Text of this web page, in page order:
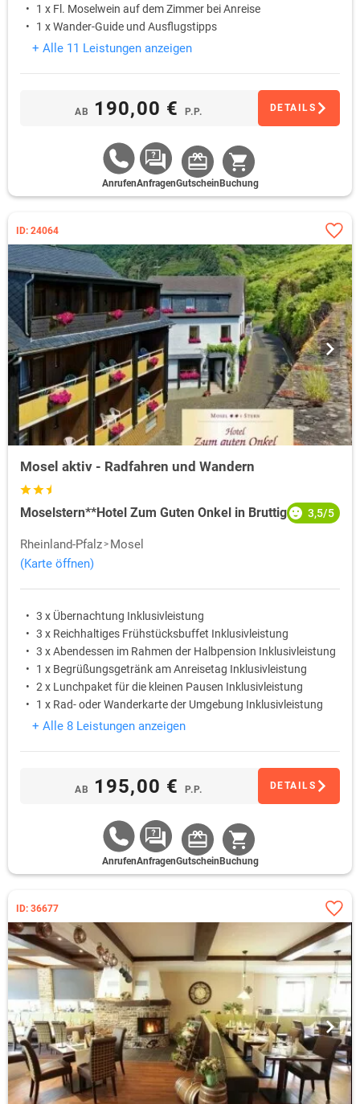
1 x Fl. Moselwein auf dem Zimmer bei Anreise
1 x Wander-Guide und Ausflugstipps
+ Alle 11 Leistungen anzeigen
AB 190,00 € P.P. DETAILS
AnrufenAnfragenGutschein Buchung
ID: 24064
Mosel aktiv - Radfahren und Wandern
Moselstern**Hotel Zum Guten Onkel in Bruttig 3,5/5
Rheinland-Pfalz
Mosel
(Karte öffnen)
3 x Übernachtung Inklusivleistung
3 x Reichhaltiges Frühstücksbuffet Inklusivleistung
3 x Abendessen im Rahmen der Halbpension Inklusivleistung
1 x Begrüßungsgetränk am Anreisetag Inklusivleistung
2 x Lunchpaket für die kleinen Pausen Inklusivleistung
1 x Rad- oder Wanderkarte der Umgebung Inklusivleistung
+ Alle 8 Leistungen anzeigen
AB 195,00 € P.P. DETAILS
AnrufenAnfragenGutschein Buchung
ID: 36677